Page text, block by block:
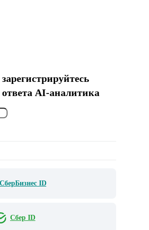
AI-аналитика
СберБизнес ID
Сбер ID